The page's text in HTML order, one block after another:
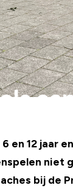
6 en 12 jaar
niet
bij de